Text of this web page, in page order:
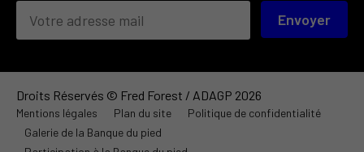
Envoyer
Droits Réservés © Fred Forest / ADAGP 2026
Mentions légales Plan du site
Politique de confidentialité
Galerie de la Banque du pied